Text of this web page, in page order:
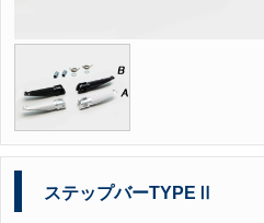
ステップバーTYPEⅡ